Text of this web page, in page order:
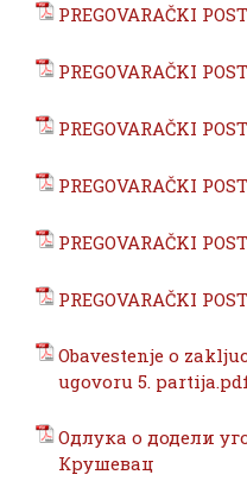
PREGOVARAČKI
PREGOVARAČKI
PREGOVARAČKI
PREGOVARAČKI
PREGOVARAČKI
PREGOVARAČKI
Obavestenje o
ugovoru 5.
Одлука о додели
Крушевац